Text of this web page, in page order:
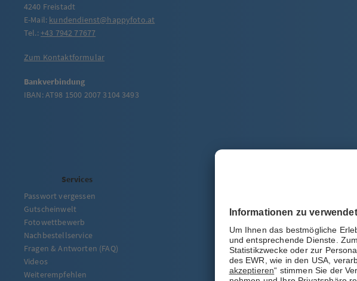
4240 Freistadt
E-Mail: kundendienst@happyfoto.at
Tel.:+43 7942 77677
Zum Kontaktformular
Bankverbindung
IBAN: AT98 1500 2007 3104 3493
Services
Passwort vergessen
Gutscheinwelt
Fotowettbewerb
Nachbestellservice
Fragen & Antworten (FAQ)
Videos
Weiterempfehlen